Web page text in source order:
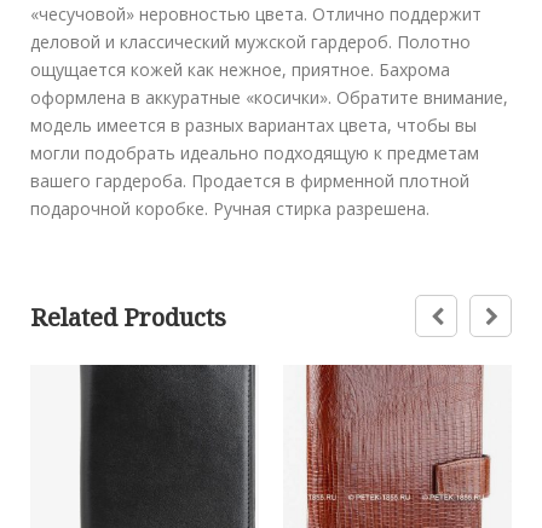
«чесучовой» неровностью цвета. Отлично поддержит
деловой и классический мужской гардероб. Полотно
ощущается кожей как нежное, приятное. Бахрома
оформлена в аккуратные «косички». Обратите внимание,
модель имеется в разных вариантах цвета, чтобы вы
могли подобрать идеально подходящую к предметам
вашего гардероба. Продается в фирменной плотной
подарочной коробке. Ручная стирка разрешена.
Related Products